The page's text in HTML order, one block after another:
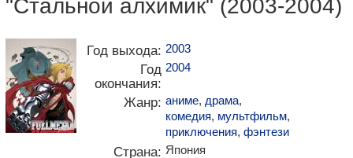
"Стальной алхимик" (2003-2004)
Год выхода: 2003
Год
окончания:
2004
Жанр: аниме, драма,
комедия, мультфильм,
приключения, фэнтези
Страна: Япония